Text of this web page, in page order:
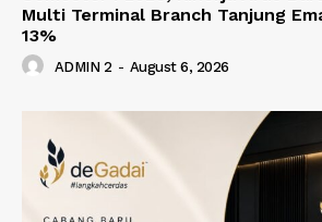
Multi Terminal Branch Tanjung
13%
ADMIN 2 - August 6, 2026